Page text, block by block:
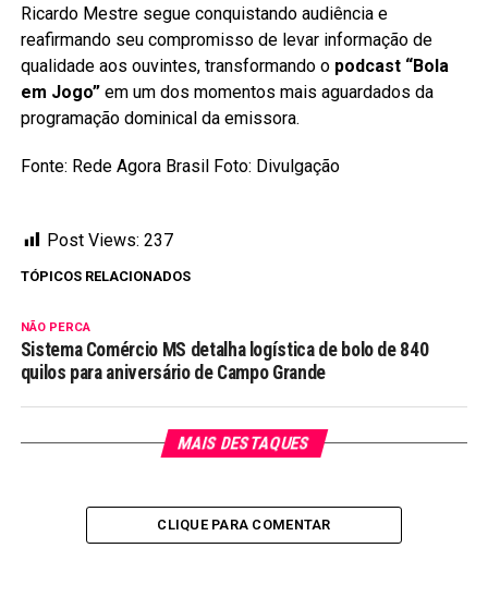
Ricardo Mestre segue conquistando audiência e
reafirmando seu compromisso de levar informação de
qualidade aos ouvintes, transformando o podcast “Bola
em Jogo”em um dos momentos mais aguardados da
programação dominical da emissora.
Fonte: Rede Agora Brasil Foto: Divulgação
Post Views: 237
TÓPICOS RELACIONADOS
NÃO PERCA
Sistema Comércio MS detalha logística de bolo de 840
quilos para aniversário de Campo Grande
MAIS DESTAQUES
CLIQUE PARA COMENTAR